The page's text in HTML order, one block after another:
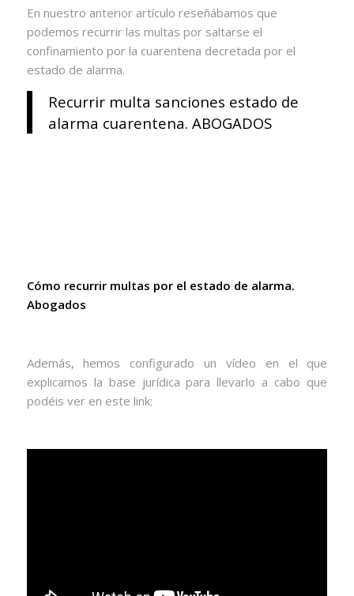
En nuestro anterior artículo reseñábamos que
podemos recurrir las multas por saltarse el
confinamiento por la cuarentena decretada por el
estado de alarma.
Recurrir multa sanciones estado de
alarma cuarentena. ABOGADOS
Cómo recurrir multas por el estado de alarma.
Abogados
Además, hemos configurado un vídeo en el que
explicamos la base jurídica para llevarlo a cabo que
podéis ver en este link: